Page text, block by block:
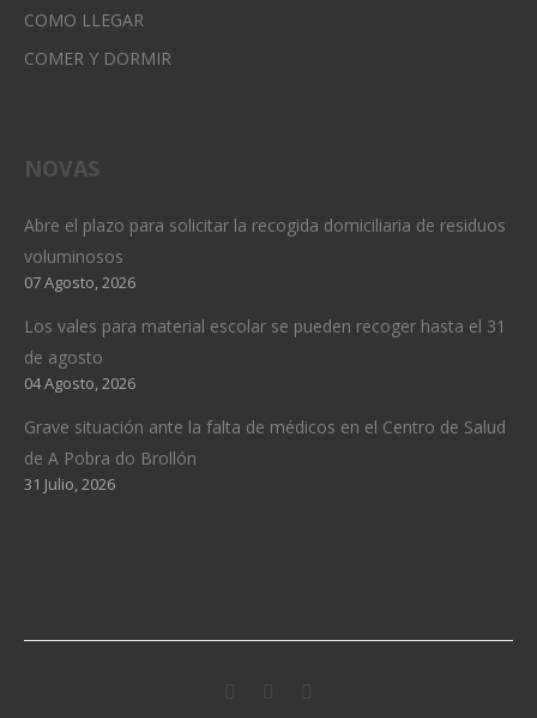
COMO LLEGAR
COMER Y DORMIR
NOVAS
Abre el plazo para solicitar la recogida domiciliaria de residuos
voluminosos
07 Agosto, 2026
Los vales para material escolar se pueden recoger hasta el 31
de agosto
04 Agosto, 2026
Grave situación ante la falta de médicos en el Centro de Salud
de A Pobra do Brollón
31 Julio, 2026